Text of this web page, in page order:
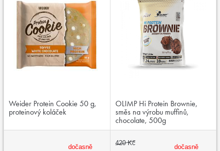
Weider Protein Cookie 50 g,
proteinový koláček
dočasně
OLIMP Hi Protein Brownie,
směs na výrobu muffinů,
chocolate, 500g
420 Kč
dočasně